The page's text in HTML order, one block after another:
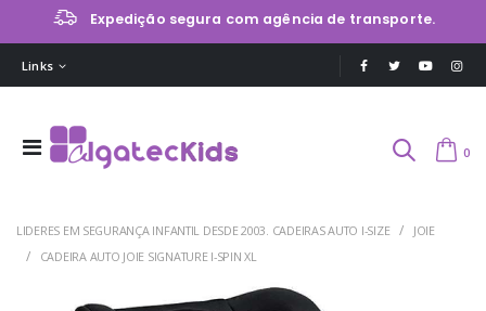
Expedição segura com agência de transporte.
Links
0
LIDERES EM SEGURANÇA INFANTIL DESDE 2003. CADEIRAS AUTO I-SIZE
JOIE
CADEIRA AUTO JOIE SIGNATURE I-SPIN XL